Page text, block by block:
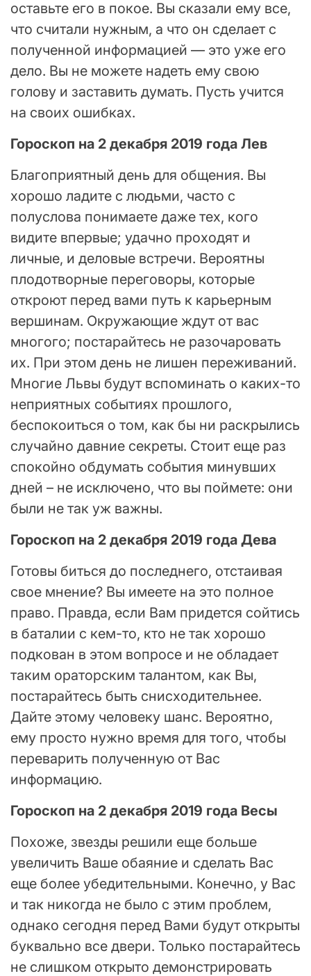
оставьте его в покое. Вы сказали ему все,
что считали нужным, а что он сделает с
полученной информацией — это уже его
дело. Вы не можете надеть ему свою
голову и заставить думать. Пусть учится
на своих ошибках.
Гороскоп на 2 декабря 2019 года Лев
Благоприятный день для общения. Вы
хорошо ладите с людьми, часто с
полуслова понимаете даже тех, кого
видите впервые; удачно проходят и
личные, и деловые встречи. Вероятны
плодотворные переговоры, которые
откроют перед вами путь к карьерным
вершинам. Окружающие ждут от вас
многого; постарайтесь не разочаровать
их. При этом день не лишен переживаний.
Многие Львы будут вспоминать о каких-то
неприятных событиях прошлого,
беспокоиться о том, как бы ни раскрылись
случайно давние секреты. Стоит еще раз
спокойно обдумать события минувших
дней – не исключено, что вы поймете: они
были не так уж важны.
Гороскоп на 2 декабря 2019 года Дева
Готовы биться до последнего, отстаивая
свое мнение? Вы имеете на это полное
право. Правда, если Вам придется сойтись
в баталии с кем-то, кто не так хорошо
подкован в этом вопросе и не обладает
таким ораторским талантом, как Вы,
постарайтесь быть снисходительнее.
Дайте этому человеку шанс. Вероятно,
ему просто нужно время для того, чтобы
переварить полученную от Вас
информацию.
Гороскоп на 2 декабря 2019 года Весы
Похоже, звезды решили еще больше
увеличить Ваше обаяние и сделать Вас
еще более убедительными. Конечно, у Вас
и так никогда не было с этим проблем,
однако сегодня перед Вами будут открыты
буквально все двери. Только постарайтесь
не слишком открыто демонстрировать